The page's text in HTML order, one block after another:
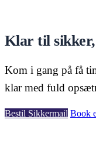
Klar til
Kom i gang på få
klar med fuld
Bestil Sikkermail Book